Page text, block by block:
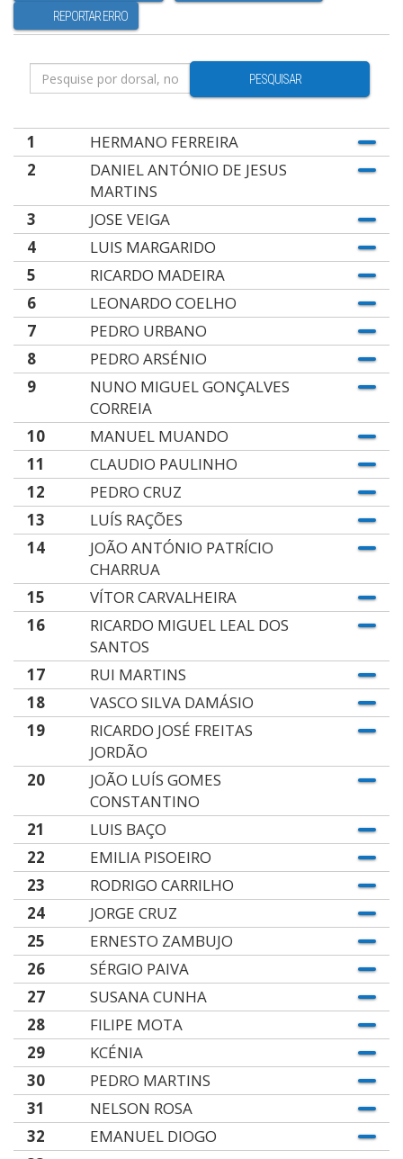
REPORTAR ERRO
PESQUISAR
1
HERMANO FERREIRA
2
DANIEL ANTÓNIO DE JESUS
MARTINS
3
JOSE VEIGA
4
LUIS MARGARIDO
5
RICARDO MADEIRA
6
LEONARDO COELHO
7
PEDRO URBANO
8
PEDRO ARSÉNIO
9
NUNO MIGUEL GONÇALVES
CORREIA
10
MANUEL MUANDO
11
CLAUDIO PAULINHO
12
PEDRO CRUZ
13
LUÍS RAÇÕES
14
JOÃO ANTÓNIO PATRÍCIO
CHARRUA
15
VÍTOR CARVALHEIRA
16
RICARDO MIGUEL LEAL DOS
SANTOS
17
RUI MARTINS
18
VASCO SILVA DAMÁSIO
19
RICARDO JOSÉ FREITAS
JORDÃO
20
JOÃO LUÍS GOMES
CONSTANTINO
21
LUIS BAÇO
22
EMILIA PISOEIRO
23
RODRIGO CARRILHO
24
JORGE CRUZ
25
ERNESTO ZAMBUJO
26
SÉRGIO PAIVA
27
SUSANA CUNHA
28
FILIPE MOTA
29
KCÉNIA
30
PEDRO MARTINS
31
NELSON ROSA
32
EMANUEL DIOGO